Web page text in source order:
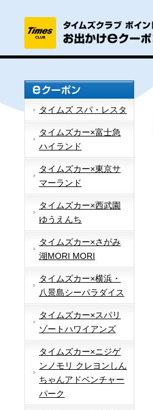
タイムズ スパ・レスタ
タイムズカー×富士急
ハイランド
タイムズカー×東京サ
マーランド
タイムズカー×西武園
ゆうえんち
タイムズカー×さがみ
湖MORI MORI
タイムズカー×横浜・
八景島シーパラダイス
タイムズカー×スパリ
ゾートハワイアンズ
タイムズカー×ニジゲ
ンノモリ クレヨンしん
ちゃんアドベンチャー
パーク